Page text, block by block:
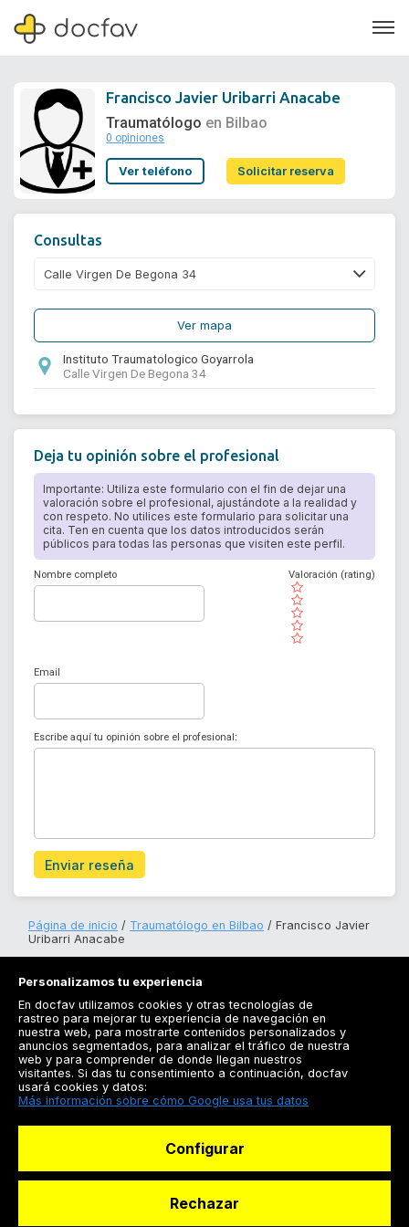
Soporte
Francisco Javier Uribarri Anacabe
Traumatólogo en Bilbao
0 opiniones
Ver teléfono Solicitar reserva
Consultas
Ver mapa
Instituto Traumatologico Goyarrola
Calle Virgen De Begona 34
Deja tu opinión sobre el profesional
Importante: Utiliza este formulario con el fin de dejar una
valoración sobre el profesional, ajustándote a la realidad y
con respeto. No utilices este formulario para solicitar una
cita. Ten en cuenta que los datos introducidos serán
públicos para todas las personas que visiten este perfil.
Nombre completo
( )
( )
( )
( )
( )
Valoración (rating)
Email
Escribe aquí tu opinión sobre el profesional:
Enviar reseña
Página de inicio Traumatólogo en Bilbao
Francisco Javier
Uribarri Anacabe
Registrarse
Docfav
Personalizamos tu experiencia
En docfav utilizamos cookies y otras tecnologías de
rastreo para mejorar tu experiencia de navegación en
nuestra web, para mostrarte contenidos personalizados y
anuncios segmentados, para analizar el tráfico de nuestra
web y para comprender de donde llegan nuestros
visitantes. Si das tu consentimiento a continuación, docfav
usará cookies y datos:
Más información sobre cómo Google usa tus datos
Configurar
Rechazar